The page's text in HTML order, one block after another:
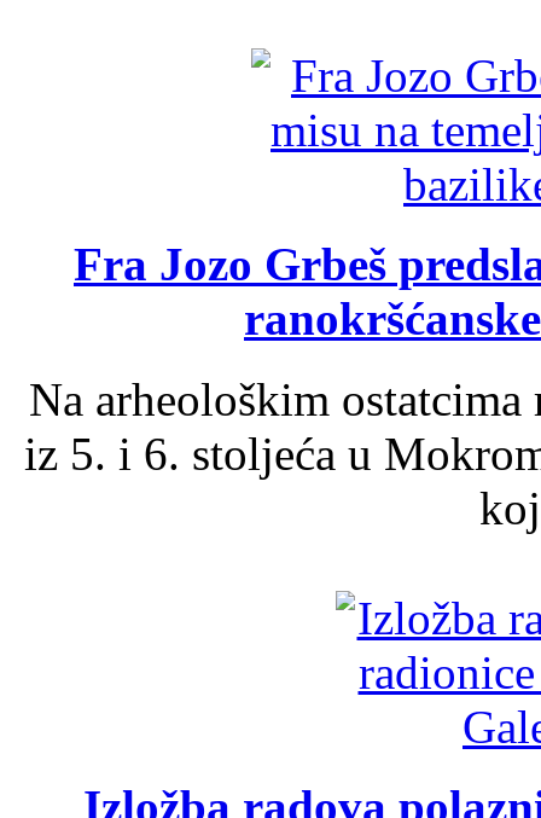
Fra Jozo Grbeš
Na arheološkim
iz 5. i 6. stoljeća u
Izložba radova